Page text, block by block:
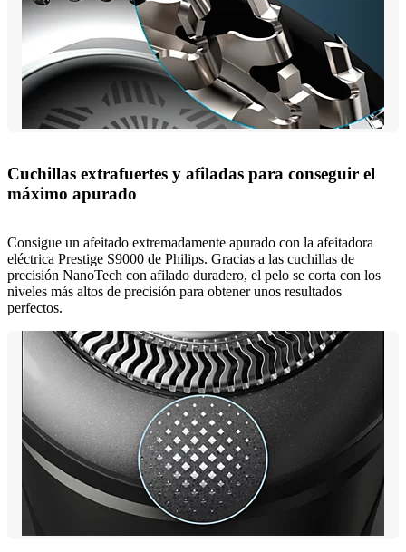
Cuchillas extrafuertes y afiladas para conseguir el
máximo apurado
Consigue un afeitado extremadamente apurado con la afeitadora
eléctrica Prestige S9000 de Philips. Gracias a las cuchillas de
precisión NanoTech con afilado duradero, el pelo se corta con los
niveles más altos de precisión para obtener unos resultados
perfectos.